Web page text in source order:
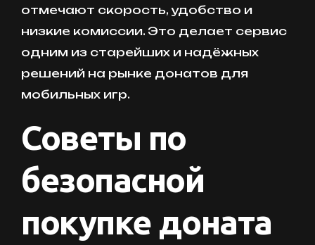
отмечают скорость, удобство и
низкие комиссии. Это делает сервис
одним из старейших и надёжных
решений на рынке донатов для
мобильных игр.
Советы по
безопасной
покупке доната